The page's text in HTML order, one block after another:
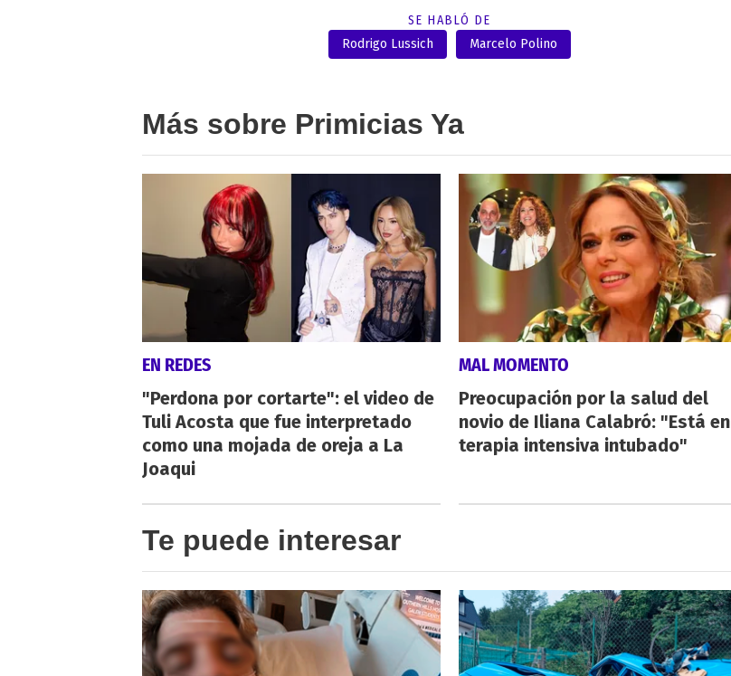
SE HABLÓ DE
Rodrigo Lussich
Marcelo Polino
Más sobre Primicias Ya
EN REDES
"Perdona por cortarte": el video de
Tuli Acosta que fue interpretado
como una mojada de oreja a La
Joaqui
MAL MOMENTO
Preocupación por la salud del
novio de Iliana Calabró: "Está en
terapia intensiva intubado"
Te puede interesar